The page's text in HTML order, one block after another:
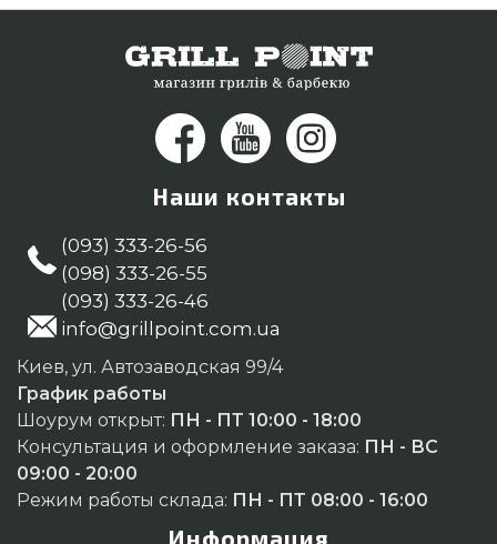
Наши контакты
(093) 333-26-56
(098) 333-26-55
(093) 333-26-46
info@grillpoint.com.ua
Киев, ул. Автозаводская 99/4
График работы
Шоурум открыт: ПН - ПТ 10:00 - 18:00
Консультация и оформление заказа: ПН - ВС
09:00 - 20:00
Режим работы склада: ПН - ПТ 08:00 - 16:00
Информация